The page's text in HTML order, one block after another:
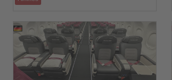
sollen die Flotte ab 2031 erweitern
25.11.2025